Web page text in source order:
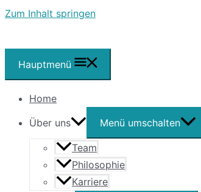
Zum Inhalt springen
Hauptmenü
Home
Über uns
Menü umschalten
Team
Philosophie
Karriere